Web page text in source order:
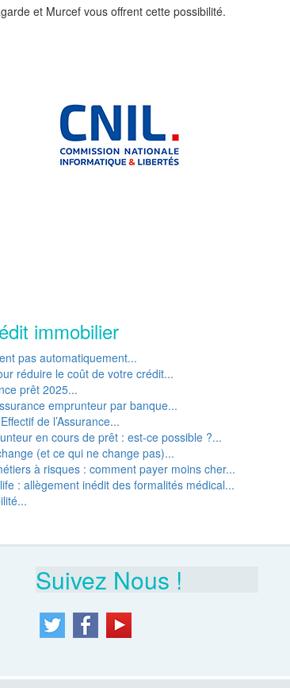
et Murcef vous offrent cette possibilité.
immobilier
pas automatiquement...
réduire le coût de votre crédit...
prêt 2025...
emprunteur par banque...
de l’Assurance...
en cours de prêt : est-ce possible ?...
(et ce qui ne change pas)...
à risques : comment payer moins cher...
: allègement inédit des formalités médical...
Suivez Nous !